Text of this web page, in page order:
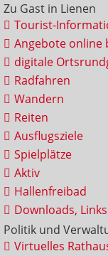
Zu Gast in Lienen
Tourist-
Angebote online
digitale
Radfahren
Wandern
Reiten
Ausflugsziele
Spielplätze
Aktiv
Hallenfreibad
Downloads,
Politik und
Virtuelles